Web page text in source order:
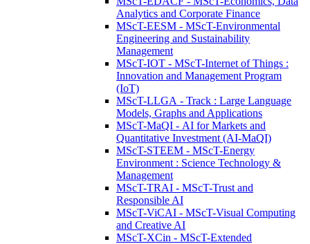
Analytics and Corporate Finance
MScT-EESM - MScT-Environmental
Engineering and Sustainability
Management
MScT-IOT - MScT-Internet of Things :
Innovation and Management Program
(IoT)
MScT-LLGA - Track : Large Language
Models, Graphs and Applications
MScT-MaQI - AI for Markets and
Quantitative Investment (AI-MaQI)
MScT-STEEM - MScT-Energy
Environment : Science Technology &
Management
MScT-TRAI - MScT-Trust and
Responsible AI
MScT-ViCAI - MScT-Visual Computing
and Creative AI
MScT-XCin - MScT-Extended